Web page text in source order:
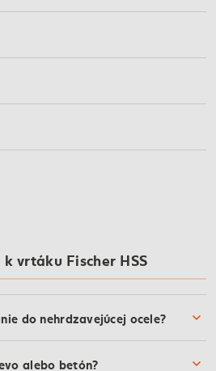
vrtáku Fischer HSS
do nehrdzavejúcej ocele?
alebo betón?